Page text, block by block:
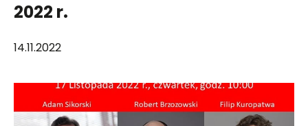
2022 r.
14.11.2022